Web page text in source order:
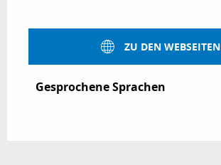
ZU DEN WEBSEITEN
Gesprochene Sprachen
Gesprochene Sprachen